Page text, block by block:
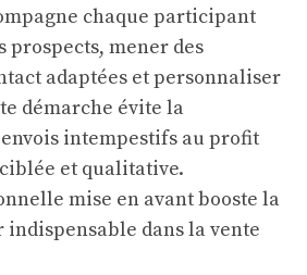
chaque participant
mener des
adaptées et personnaliser
démarche évite la
intempestifs au profit
et qualitative.
mise en avant booste la
indispensable dans la vente